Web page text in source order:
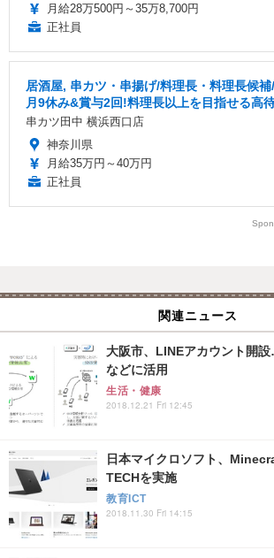
月給28万500円～35万8,700円
正社員
居酒屋, 串カツ・串揚げ/料理長・料理長候
月9休み&賞与2回!料理長以上を目指せる高
串カツ田中 横浜西口店
神奈川県
月給35万円～40万円
正社員
関連ニュース
大阪市、LINEアカウント開
などに活用
生活・健康
2018.12.21 Fri 12:45
日本マイクロソフト、
TECHを実施
教育ICT
2018.11.30 Fri 14:15